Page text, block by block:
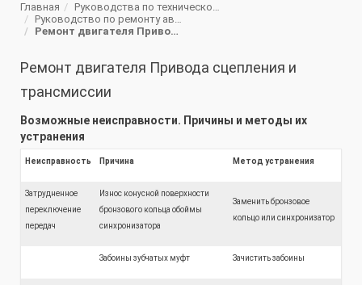
Главная
Руководства по техническому обслуживанию и ремонту автомобилей КрАЗ
Руководство по ремонту автомобиля КрАЗ 250
Ремонт двигателя Привода сцепления и трансмиссии КрАЗ-250
Ремонт двигателя Привода сцепления и
трансмиссии
Возможные неисправности. Причины и методы их
устранения
Неисправность Причина Метод устранения
Затрудненное
переключение
передач
Износ конусной поверхности
бронзового кольца обоймы
синхронизатора
Заменить бронзовое
кольцо или синхронизатор
Забоины зубчатых муфт Зачистить забоины